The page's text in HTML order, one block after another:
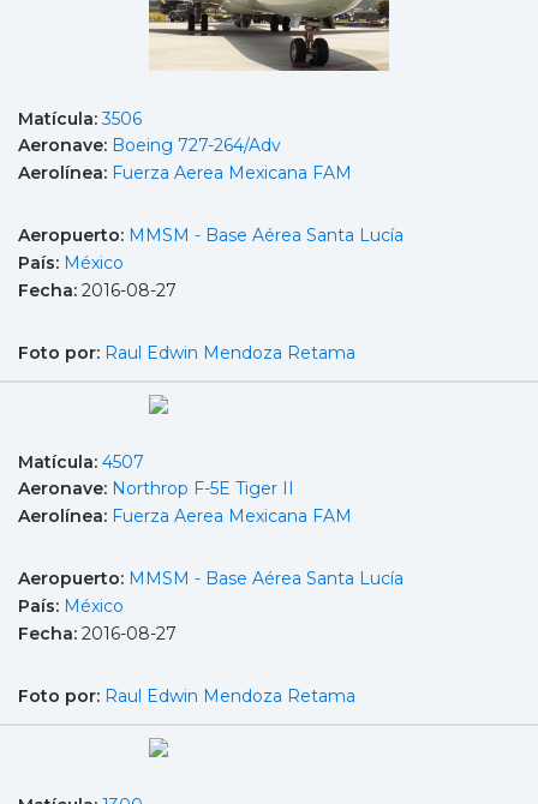
Matícula:3506
Aeronave: Boeing 727-264/Adv
Aerolínea: Fuerza Aerea Mexicana FAM
Aeropuerto: MMSM - Base Aérea Santa Lucía
País: México
Fecha: 2016-08-27
Foto por: Raul Edwin Mendoza Retama
Matícula: 4507
Aeronave: Northrop F-5E Tiger II
Aerolínea: Fuerza Aerea Mexicana FAM
Aeropuerto: MMSM - Base Aérea Santa Lucía
País: México
Fecha: 2016-08-27
Foto por: Raul Edwin Mendoza Retama